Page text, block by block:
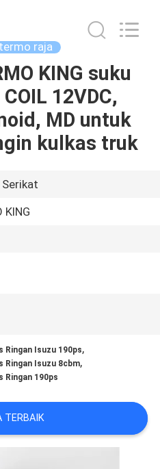
raja
KING suku
12VDC,
MD untuk
kulkas truk
KING
Ringan Isuzu 190ps,
Ringan Isuzu 8cbm,
Ringan 190ps
TERBAIK